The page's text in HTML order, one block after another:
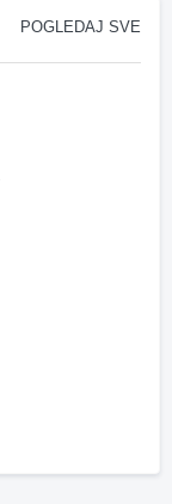
POGLEDAJ SVE